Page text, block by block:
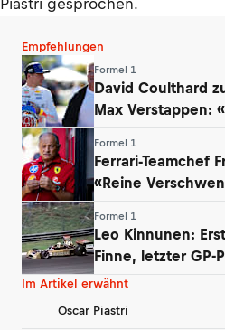
Piastri gesprochen.
Empfehlungen
Formel 1
David Coulthard
Max Verstappen:
Formel 1
Ferrari-Teamchef
«Reine
Formel 1
Leo Kinnunen:
Finne, letzter GP-
Helm
Im Artikel erwähnt
Oscar Piastri